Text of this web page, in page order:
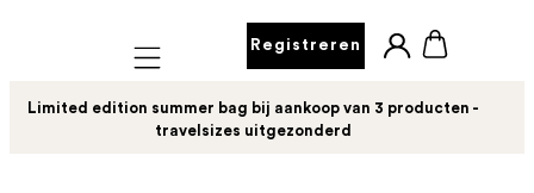
Mobile navigation
Registreren
Limited edition summer bag bij aankoop van 3 producten -
travelsizes uitgezonderd